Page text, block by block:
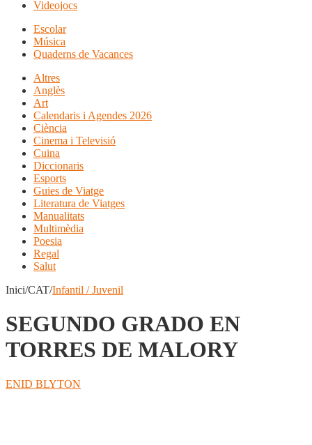
Videojocs
Escolar
Música
Quaderns de Vacances
Altres
Anglès
Art
Calendaris i Agendes 2026
Ciència
Cinema i Televisió
Cuina
Diccionaris
Esports
Guies de Viatge
Literatura de Viatges
Manualitats
Multimèdia
Poesia
Regal
Salut
Inici/CAT/Infantil / Juvenil
SEGUNDO GRADO EN
TORRES DE MALORY
ENID BLYTON